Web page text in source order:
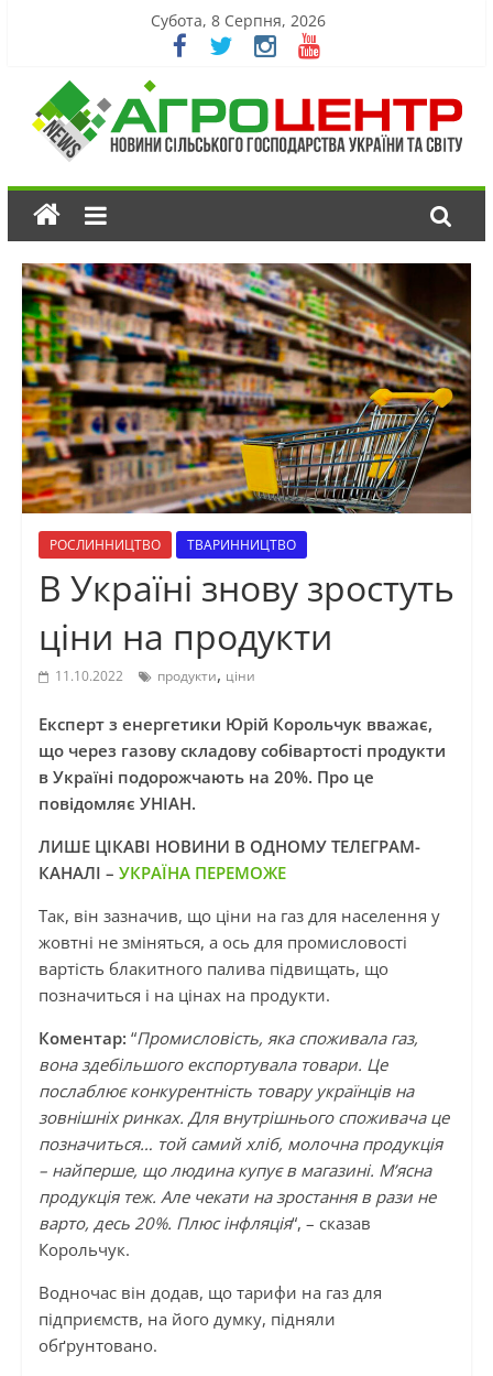
Субота, 8 Серпня, 2026
РОСЛИННИЦТВО ТВАРИННИЦТВО
В Україні знову зростуть
ціни на продукти
11.10.2022 продукти, ціни
Експерт з енергетики Юрій Корольчук вважає,
що через газову складову собівартості продукти
в Україні подорожчають на 20%. Про це
повідомляє УНІАН.
ЛИШЕ ЦІКАВІ НОВИНИ В ОДНОМУ ТЕЛЕГРАМ-
КАНАЛІ – УКРАЇНА ПЕРЕМОЖЕ
Так, він зазначив, що ціни на газ для населення у
жовтні не зміняться, а ось для промисловості
вартість блакитного палива підвищать, що
позначиться і на цінах на продукти.
Коментар: “Промисловість, яка споживала газ,
вона здебільшого експортувала товари. Це
послаблює конкурентність товару українців на
зовнішніх ринках. Для внутрішнього споживача це
позначиться… той самий хліб, молочна продукція
– найперше, що людина купує в магазині. М’ясна
продукція теж. Але чекати на зростання в рази не
варто, десь 20%. Плюс інфляція“, – сказав
Корольчук.
Водночас він додав, що тарифи на газ для
підприємств, на його думку, підняли
обґрунтовано.